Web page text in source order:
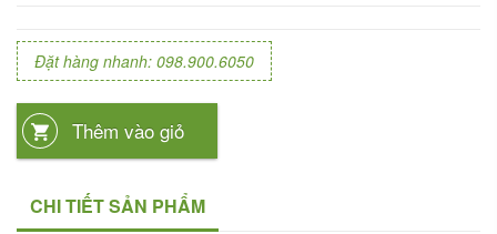
Đặt hàng nhanh: 098.900.6050
Thêm vào giỏ
CHI TIẾT SẢN PHẨM